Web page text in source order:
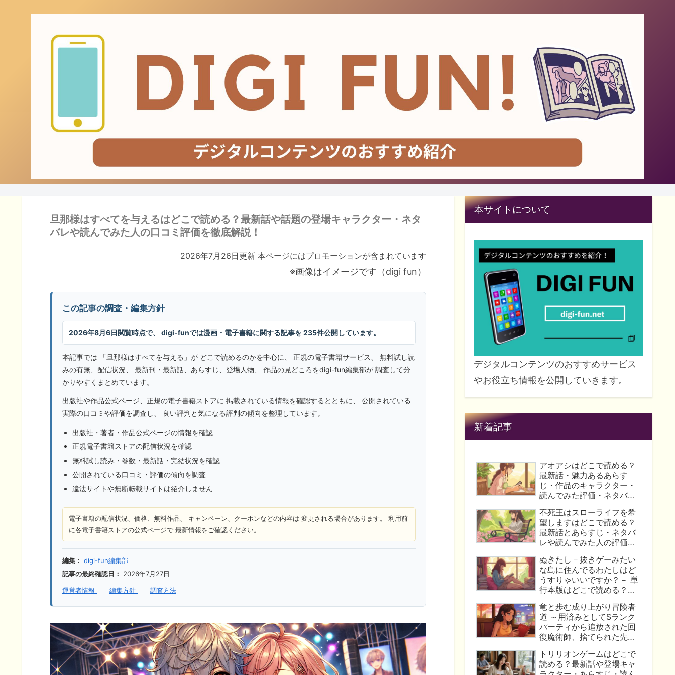
旦那様はすべてを与えるはどこで読める？最新話や話題の登場キャラクター・ネタ
バレや読んでみた人の口コミ評価を徹底解説！
2026年7月26日更新 本ページにはプロモーションが含まれています
※画像はイメージです（digi fun）
この記事の調査・編集方針
2026年8月6日閲覧時点で、 digi-funでは漫画・電子書籍に関する記事を 235件公開しています。
本記事では 「旦那様はすべてを与える」が どこで読めるのかを中心に、 正規の電子書籍サービス、 無料試し読
みの有無、配信状況、 最新刊・最新話、あらすじ、登場人物、 作品の見どころをdigi-fun編集部が 調査して分
かりやすくまとめています。
出版社や作品公式ページ、正規の電子書籍ストアに 掲載されている情報を確認するとともに、 公開されている
実際の口コミや評価を調査し、 良い評判と気になる評判の傾向を整理しています。
出版社・著者・作品公式ページの情報を確認
正規電子書籍ストアの配信状況を確認
無料試し読み・巻数・最新話・完結状況を確認
公開されている口コミ・評価の傾向を調査
違法サイトや無断転載サイトは紹介しません
電子書籍の配信状況、価格、無料作品、 キャンペーン、クーポンなどの内容は 変更される場合があります。 利用前
に各電子書籍ストアの公式ページで 最新情報をご確認ください。
編集： digi-fun編集部
記事の最終確認日：
2026年7月27日
運営者情報 ｜ 編集方針 ｜ 調査方法
本サイトについて
デジタルコンテンツのおすすめサービス
やお役立ち情報を公開していきます。
新着記事
アオアシはどこで読める？
最新話・魅力あるあらす
じ・作品のキャラクター・
読んでみた評価・ネタバレ
不死王はスローライフを希
望しますはどこで読める？
最新話とあらすじ・ネタバ
レや読んでみた人の評価か
ぬきたし－抜きゲーみたい
な島に住んでるわたしはど
うすりゃいいですか？－ 単
行本版はどこで読める？最
じ・ネタバレ・口コミ評価
についてまとめました！
竜と歩む成り上がり冒険者
道 ～用済みとしてSランク
パーティから追放された回
復魔術師、捨てられた先で
まう～ コミック版はどこで
読める？最新話や作品のあ
トリリオンゲームはどこで
読める？最新話や登場キャ